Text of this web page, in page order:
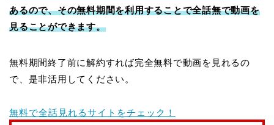
あるので、その無料期間を利用することで全話無で動画を
見ることができます。
無料期間終了前に解約すれば完全無料で動画を見れるの
で、是非活用してください。
無料で全話見れるサイトをチェック！